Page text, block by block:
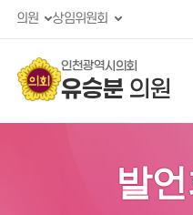
의원 상임위원회
인천광역시의회
유승분 의원
발